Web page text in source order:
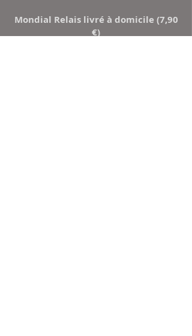
Mondial Relais livré à domicile (7,90
€)